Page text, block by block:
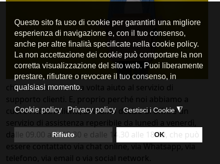
chiedere almeno una volta aiuto al servizio di
supporto clienti. E, proprio perché noi abbiamo a
cuore i nostri clienti, abbiamo deciso di offrire un
servizio di assistenza reperibile da lunedì a venerdì,
dalle 09.00 alle 13.30 e dalle 14.30 alle 18.30, che può
essere contattato via chat online, via Whatsapp, via
telefono, via email o via social network.